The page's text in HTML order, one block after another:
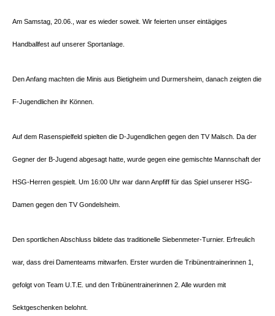
Am Samstag, 20.06., war es wieder soweit. Wir feierten unser eintägiges
Handballfest auf unserer Sportanlage.
Den Anfang machten die Minis aus Bietigheim und Durmersheim, danach zeigten die
F-Jugendlichen ihr Können.
Auf dem Rasenspielfeld spielten die D-Jugendlichen gegen den TV Malsch. Da der
Gegner der B-Jugend abgesagt hatte, wurde gegen eine gemischte Mannschaft der
HSG-Herren gespielt. Um 16:00 Uhr war dann Anpfiff für das Spiel unserer HSG-
Damen gegen den TV Gondelsheim.
Den sportlichen Abschluss bildete das traditionelle Siebenmeter-Turnier. Erfreulich
war, dass drei Damenteams mitwarfen . Erster wurden die Tribünentrainerinnen 1,
gefolgt von Team U.T.E. und den Tribünentrainerinnen 2. Alle wurden mit
Sektgeschenken belohnt.